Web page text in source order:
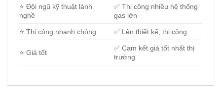
⭐ Đội ngũ kỹ thuật lành
nghề
✅ Thi công nhiều hệ thống
gas lớn
⭐ Thi công nhanh chóng ✅ Lên thiết kế, thi công
⭐ Giá tốt
✅ Cam kết giá tốt nhất thị
trường